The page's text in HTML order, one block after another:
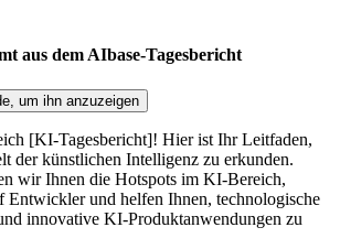
aus dem AIbase-Tagesbericht
um ihn anzuzeigen
[KI-Tagesbericht]! Hier ist Ihr Leitfaden,
der künstlichen Intelligenz zu erkunden.
wir Ihnen die Hotspots im KI-Bereich,
Entwickler und helfen Ihnen, technologische
innovative KI-Produktanwendungen zu